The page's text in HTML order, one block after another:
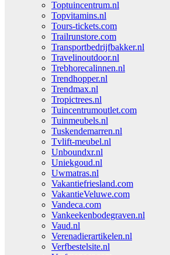
Toptuincentrum.nl
Topvitamins.nl
Tours-tickets.com
Trailrunstore.com
Transportbedrijfbakker.nl
Travelinoutdoor.nl
Trebhorecalinnen.nl
Trendhopper.nl
Trendmax.nl
Tropictrees.nl
Tuincentrumoutlet.com
Tuinmeubels.nl
Tuskendemarren.nl
Tvlift-meubel.nl
Unboundxr.nl
Uniekgoud.nl
Uwmatras.nl
Vakantiefriesland.com
VakantieVeluwe.com
Vandeca.com
Vankeekenbodegraven.nl
Vaud.nl
Verenadierartikelen.nl
Verfbestelsite.nl